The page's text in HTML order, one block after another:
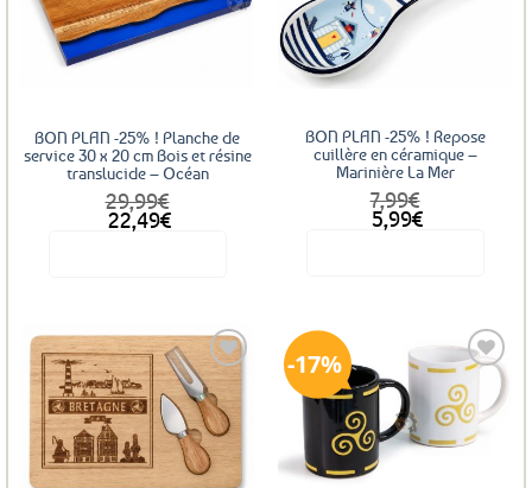
Ajouter
BON PLAN -25% ! Planche de
service 30 x 20 cm Bois et résine
translucide – Océan
29,99€
Le
prix
22,49€
Le
prix
BON PLAN -25% ! Repose
cuillère en céramique –
Marinière La Mer
7,99€
Le
prix
5,99€
Le
prix
Ajouter
aux
favoris
17%
Ajouter
aux